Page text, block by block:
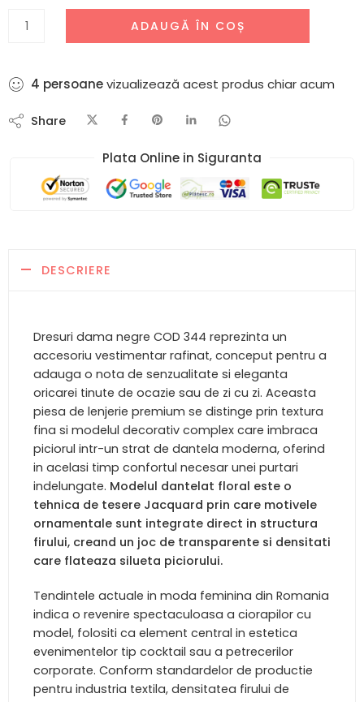
ADAUGĂ ÎN COȘ
9 persoanevizualizează acest produs chiar acum
Share
Plata Online in Siguranta​
DESCRIERE
Dresuri dama negre COD 344 reprezinta un
accesoriu vestimentar rafinat, conceput pentru a
adauga o nota de senzualitate si eleganta
oricarei tinute de ocazie sau de zi cu zi. Aceasta
piesa de lenjerie premium se distinge prin textura
fina si modelul decorativ complex care imbraca
piciorul intr-un strat de dantela moderna, oferind
in acelasi timp confortul necesar unei purtari
indelungate. Modelul dantelat floral este o
tehnica de tesere Jacquard prin care motivele
ornamentale sunt integrate direct in structura
firului, creand un joc de transparente si densitati
care flateaza silueta piciorului.
Tendintele actuale in moda feminina din Romania
indica o revenire spectaculoasa a ciorapilor cu
model, folositi ca element central in estetica
evenimentelor tip cocktail sau a petrecerilor
corporate. Conform standardelor de productie
pentru industria textila, densitatea firului de